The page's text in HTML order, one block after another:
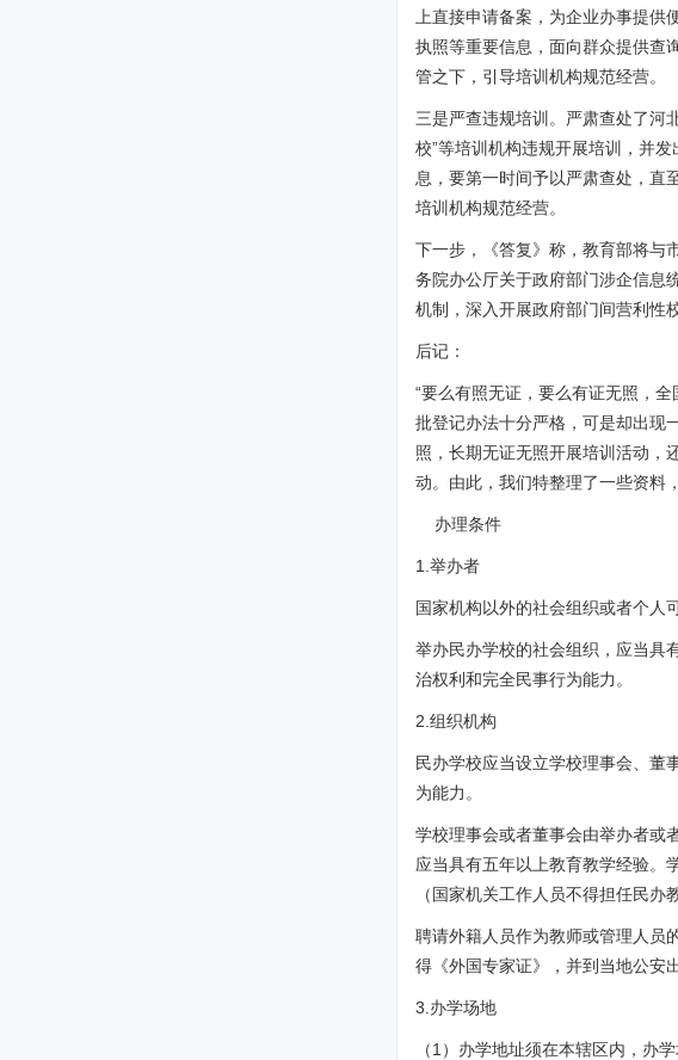
上直接申请备案，为企业办事提
执照等重要信息，面向群众提供查
管之下，引导培训机构规范经营。
三是严查违规培训。严肃查处了河
校”等培训机构违规开展培训，并
息，要第一时间予以严肃查处，直
培训机构规范经营。
下一步，《答复》称，教育部将与
务院办公厅关于政府部门涉企信息
机制，深入开展政府部门间营利性
后记：
“要么有照无证，要么有证无照，
批登记办法十分严格，可是却出现
照，长期无证无照开展培训活动，
动。由此，我们特整理了一些资料
办理条件
1.举办者
国家机构以外的社会组织或者个人
举办民办学校的社会组织，应当具
治权利和完全民事行为能力。
2.组织机构
民办学校应当设立学校理事会、董
为能力。
学校理事会或者董事会由举办者或
应当具有五年以上教育教学经验。
（国家机关工作人员不得担任民办
聘请外籍人员作为教师或管理人员
得《外国专家证》，并到当地公安
3.办学场地
（1）办学地址须在本辖区内，办